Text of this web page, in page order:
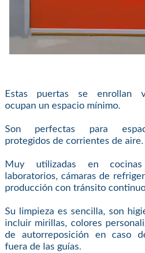
Estas puertas se enrollan
ocupan un espacio mínimo.
Son perfectas para
protegidos de corrientes de aire.
Muy utilizadas en cocinas
laboratorios, cámaras de
producción con tránsito
Su limpieza es sencilla, son
incluir mirillas, colores
de autorreposición en caso
fuera de las guías.